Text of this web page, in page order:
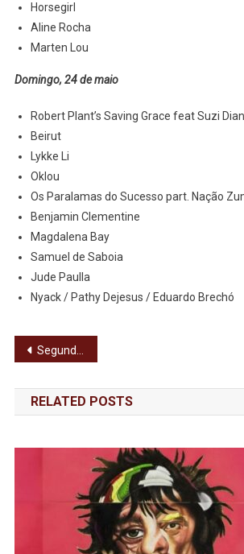
Horsegirl
Aline Rocha
Marten Lou
Domingo, 24 de maio
Robert Plant’s Saving Grace feat Suzi Dian
Beirut
Lykke Li
Oklou
Os Paralamas do Sucesso part. Nação
Benjamin Clementine
Magdalena Bay
Samuel de Saboia
Jude Paulla
Nyack / Pathy Dejesus / Eduardo Brechó
Navegação
de
Post
Segunda Temporada: ‘O Homem das Castanhas’ Retorna com um Jogo Mais Cruel
RELATED POSTS